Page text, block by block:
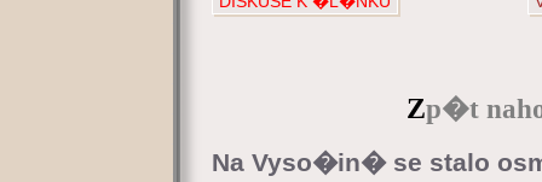
Zp�t
Na Vyso�in� se stalo